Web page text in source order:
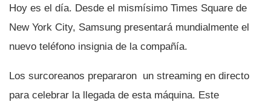
Hoy es el dí­a. Desde el mismí­simo Times Square de
New York City, Samsung presentará mundialmente el
nuevo teléfono insignia de la compañí­a.
Los surcoreanos prepararon un streaming en directo
para celebrar la llegada de esta máquina. Este